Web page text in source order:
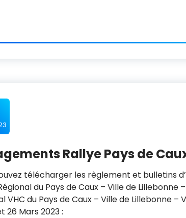
Rallye Pays de
télécharger les règlement et bulletins
du Pays de Caux – Ville de Lillebonne
VHC du Pays de Caux – Ville de Lillebonne –
26 Mars 2023 :